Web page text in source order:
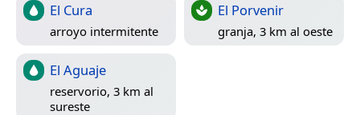
El Cura
arroyo intermitente
El Porvenir
granja, 3 km al oeste
El Aguaje
reservorio, 3 km al
sureste